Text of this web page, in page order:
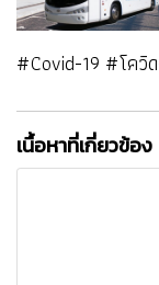
#Covid-19 #โควิ
เนื้อหาที่เกี่ยวข้อง